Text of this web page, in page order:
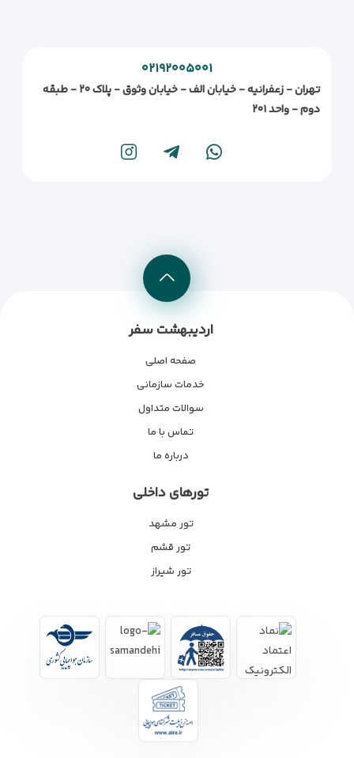
۰۲۱۹۲۰۰۵۰۰۱
تهران - زعفرانیه - خیابان الف - خیابان وثوق - پلاک ۲۰ - طبقه
دوم - واحد ۲۰۱
اردیبهشت سفر
صفحه اصلی
خدمات سازمانی
سوالات متداول
تماس با ما
درباره ما
تورهای داخلی
تور مشهد
تور قشم
تور شیراز